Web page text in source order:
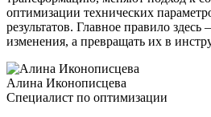
оптимизации технических
результатов. Главное правило здесь
изменения, а превращать их в
Алина Иконописцева
Специалист по оптимизации